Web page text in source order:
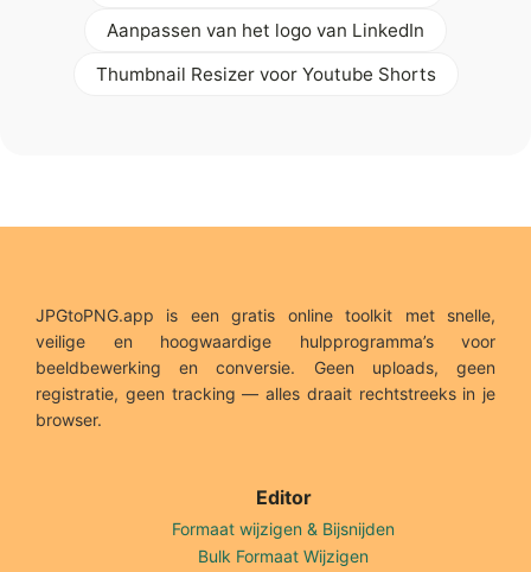
Aanpassen van het logo van LinkedIn
Thumbnail Resizer voor Youtube Shorts
JPGtoPNG.app is een gratis online toolkit met snelle,
veilige en hoogwaardige hulpprogramma’s voor
beeldbewerking en conversie. Geen uploads, geen
registratie, geen tracking — alles draait rechtstreeks in je
browser.
Editor
Formaat wijzigen & Bijsnijden
Bulk Formaat Wijzigen